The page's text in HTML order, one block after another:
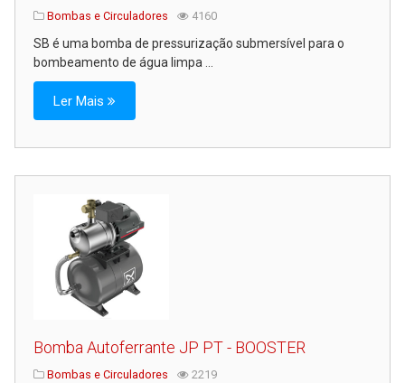
Bombas e Circuladores 4160
SB é uma bomba de pressurização submersível para o
bombeamento de água limpa ...
Ler Mais
Bomba Autoferrante JP PT - BOOSTER
Bombas e Circuladores 2219